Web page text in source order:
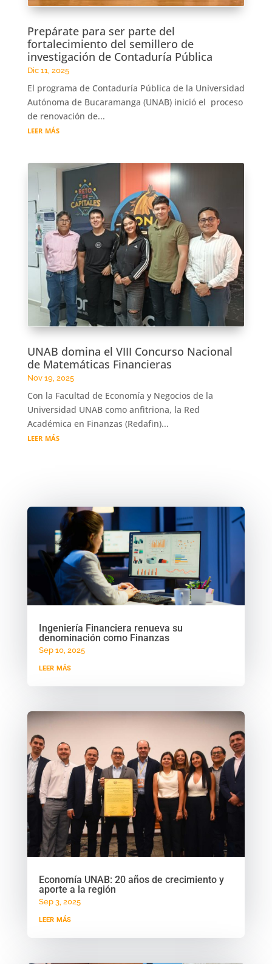
Prepárate para ser parte del
fortalecimiento del semillero de
investigación de Contaduría Pública
Dic 11, 2025
El programa de Contaduría Pública de la Universidad
Autónoma de Bucaramanga (UNAB) inició el proceso
de renovación de...
leer más
UNAB domina el VIII Concurso Nacional
de Matemáticas Financieras
Nov 19, 2025
Con la Facultad de Economía y Negocios de la
Universidad UNAB como anfitriona, la Red
Académica en Finanzas (Redafin)...
leer más
Ingeniería Financiera renueva su
denominación como Finanzas
Sep 10, 2025
leer más
Economía UNAB: 20 años de crecimiento y
aporte a la región
Sep 3, 2025
leer más